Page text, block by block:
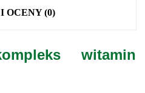
OCENY (0)
witamin